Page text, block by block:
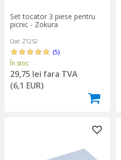
Set tocator 3 piese pentru
picnic - Zokura
Cod: Z1252
(5)
În stoc
29,75 lei fara TVA
(6,1 EUR)